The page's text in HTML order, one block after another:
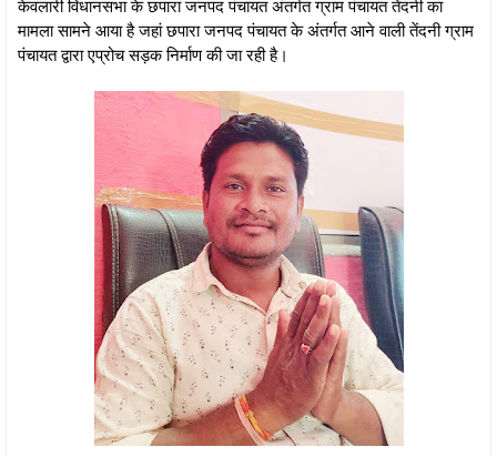
केवलारी विधानसभा के छपारा जनपद पंचायत अंतर्गत ग्राम पंचायत तेंदनी का
मामला सामने आया है जहां छपारा जनपद पंचायत के अंतर्गत आने वाली तेंदनी ग्राम
पंचायत द्वारा एप्रोच सड़क निर्माण की जा रही है।